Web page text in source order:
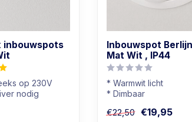
inbouwspots
op 230V
nodig
Inbouwspot
Mat Wit , IP44
* Warmwit licht
* Dimbaar
* In mat-witte kleur
€22,50 €19,95